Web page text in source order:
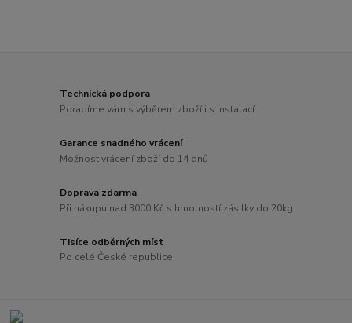
Technická podpora
Poradíme vám s výběrem zboží i s instalací
Garance snadného vrácení
Možnost vrácení zboží do 14 dnů
Doprava zdarma
Při nákupu nad 3000 Kč s hmotností zásilky do 20kg
Tisíce odběrných míst
Po celé České republice